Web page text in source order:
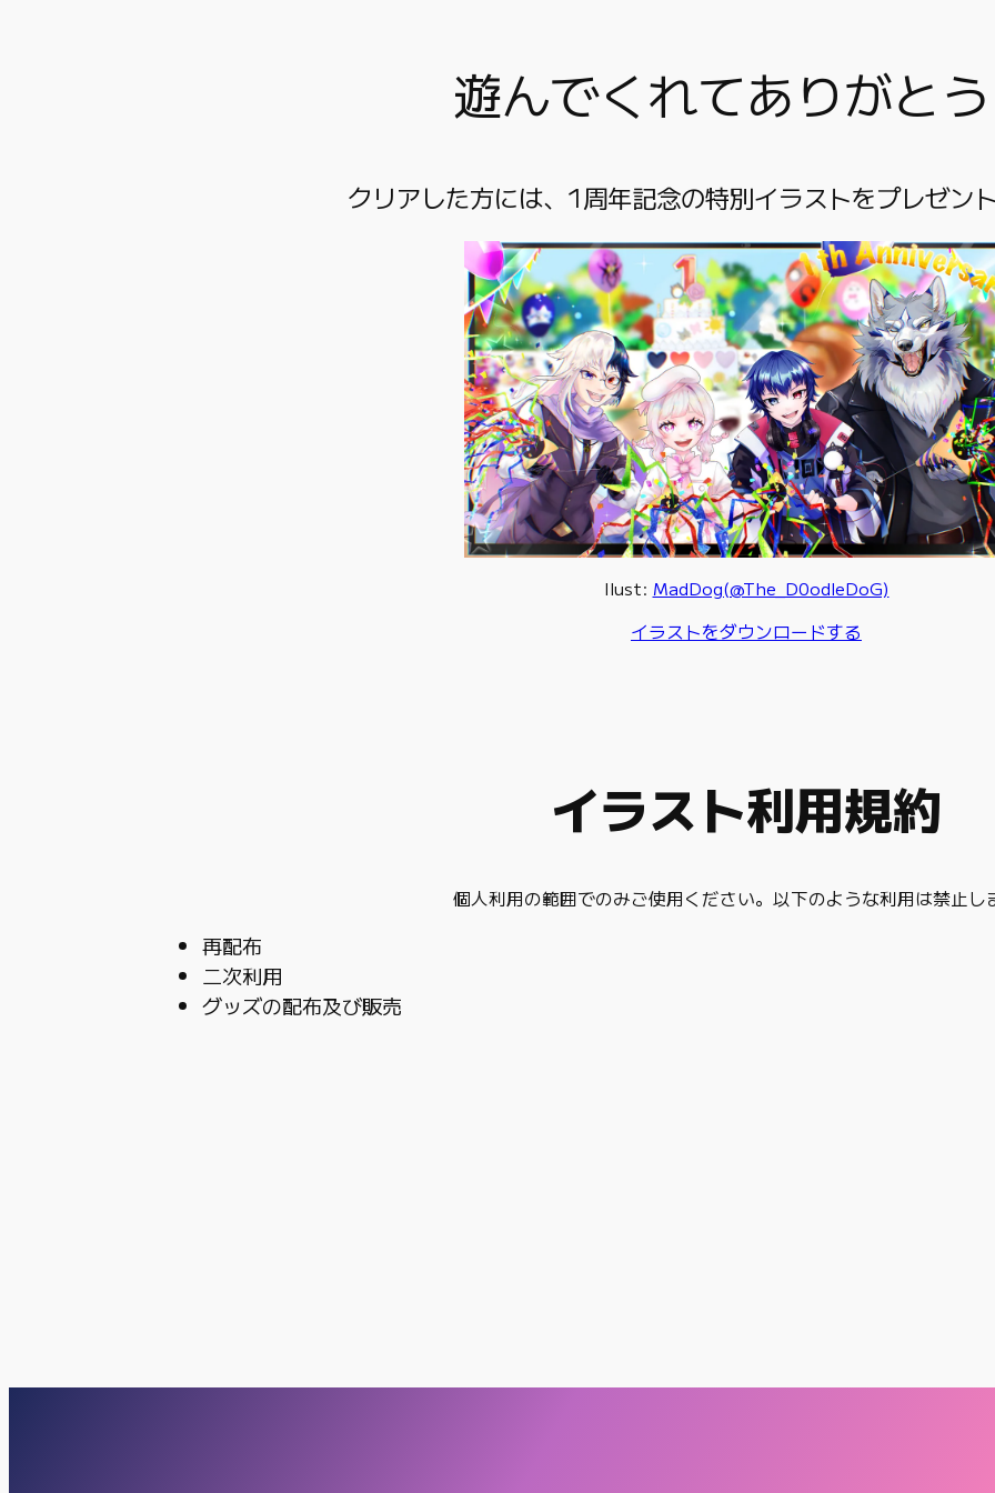
遊んでくれてありがと
クリアした方には、1周年記念の特別イラストをプレゼン
Ilust: MadDog(@The_D0odleDoG)
イラストをダウンロードする
イラスト利用規約
個人利用の範囲でのみご使用ください。以下のような利用は禁止し
再配布
二次利用
グッズの配布及び販売